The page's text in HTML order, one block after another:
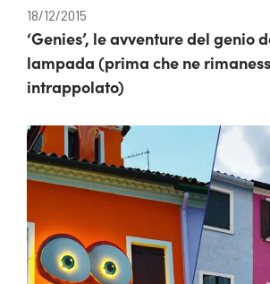
18/12/2015
‘Genies’, le avventure del genio
lampada (prima che ne
intrappolato)